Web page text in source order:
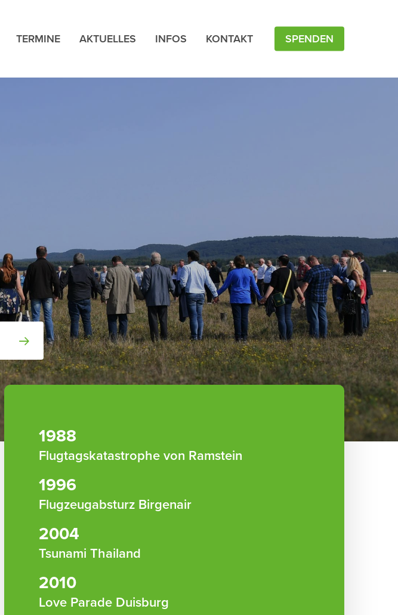
TERMINE AKTUELLES INFOS KONTAKT SPENDEN
1988
Flugtagskatastrophe von Ramstein
1996
Flugzeugabsturz Birgenair
2004
Tsunami Thailand
2010
Love Parade Duisburg